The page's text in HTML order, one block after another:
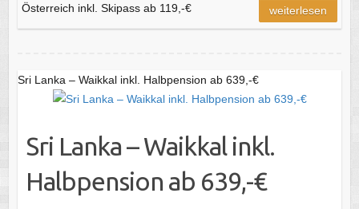
Österreich inkl. Skipass ab 119,-€
weiterlesen
Sri Lanka – Waikkal inkl. Halbpension ab 639,-€
Sri Lanka – Waikkal inkl.
Halbpension ab 639,-€